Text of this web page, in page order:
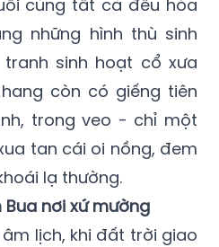
cùng tất cả đều hóa
những hình thù sinh
sinh hoạt cổ xưa
còn có giếng tiên
trong veo - chỉ một
tan cái oi nồng, đem
lạ thường.
nơi xứ mường
lịch, khi đất trời giao